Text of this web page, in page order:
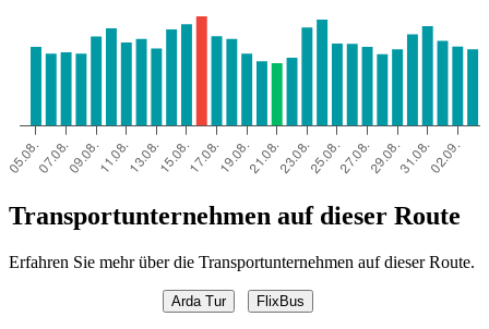
Transportunternehmen auf dieser Route
Erfahren Sie mehr über die Transportunternehmen auf dieser Route.
Arda Tur FlixBus